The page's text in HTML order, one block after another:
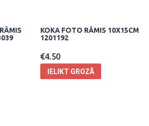
KOKA FOTO RĀMIS 10X15CM
1201192
€4.50
IELIKT GROZĀ